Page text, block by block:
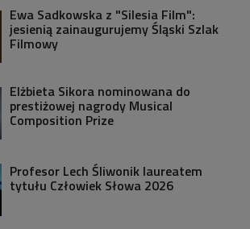
Ewa Sadkowska z "Silesia Film":
jesienią zainaugurujemy Śląski Szlak
Filmowy
Elżbieta Sikora nominowana do
prestiżowej nagrody Musical
Composition Prize
Profesor Lech Śliwonik laureatem
tytułu Człowiek Słowa 2026